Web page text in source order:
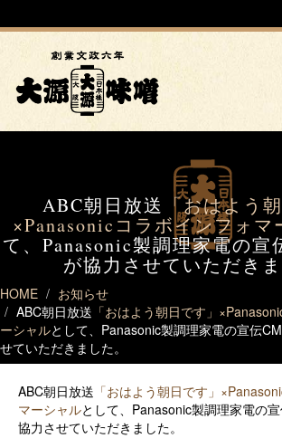
ABC朝日放送 「おはよう
×Panasonicコラボインフォマ
て、Panasonic製調理家電の宣
が協力させていただきま
HOME
お知らせ
ABC朝日放送 「おはよう朝日です」
ーシャルとして、Panasonic製調理家電の宣伝
せていただきました。
ABC朝日放送 「おはよう朝日です」
マーシャルとして、Panasonic製調理家電の
協力させていただきました。